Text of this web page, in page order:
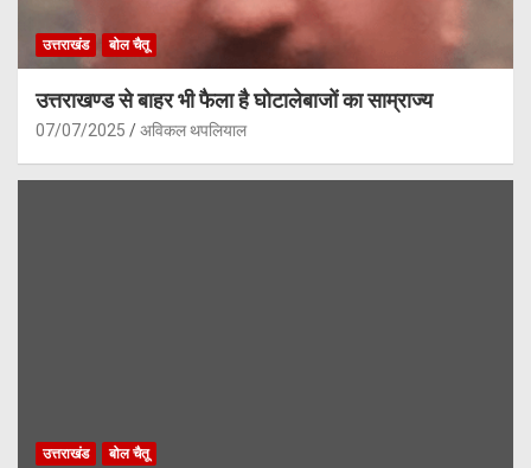
उत्तराखंड बोल चैतू
उत्तराखण्ड से बाहर भी फैला है घोटालेबाजों का साम्राज्य
07/07/2025 अविकल थपलियाल
उत्तराखंड बोल चैतू